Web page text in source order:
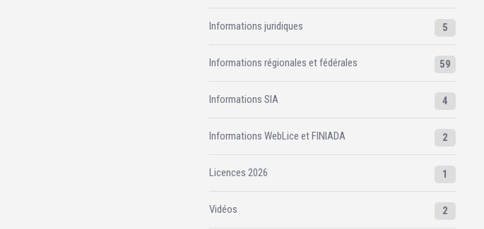
Informations juridiques 5
Informations régionales et fédérales 59
Informations SIA 4
Informations WebLice et FINIADA 2
Licences 2026 1
Vidéos 2